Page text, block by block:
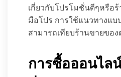
เกี่ยวกับโปรโมชั่นดีๆหรือ
มือโปร การใช้แนวทางแ
สามารถเทียบร้านขายขอ
การซื้อออนไล